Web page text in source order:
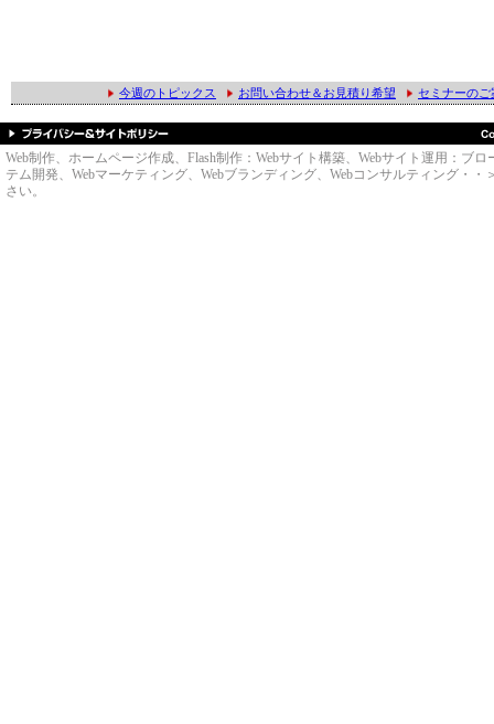
今週のトピックス お問い合わせ＆お見積り希望 セミナーのご
Web制作、ホームページ作成、Flash制作：Webサイト構築、Webサイト運用：ブ
テム開発、Webマーケティング、Webブランディング、Webコンサルティング・
さい。